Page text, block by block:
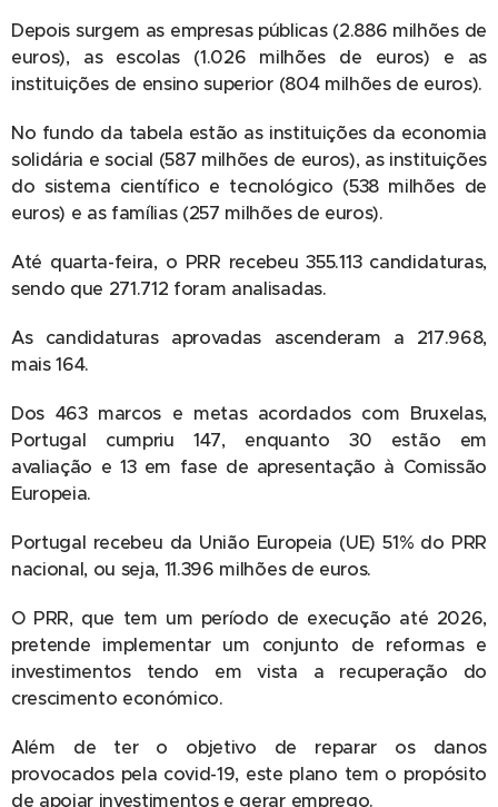
Depois surgem as empresas públicas (2.886 milhões de
euros), as escolas (1.026 milhões de euros) e as
instituições de ensino superior (804 milhões de euros).
No fundo da tabela estão as instituições da economia
solidária e social (587 milhões de euros), as instituições
do sistema científico e tecnológico (538 milhões de
euros) e as famílias (257 milhões de euros).
Até quarta-feira, o PRR recebeu 355.113 candidaturas,
sendo que 271.712 foram analisadas.
As candidaturas aprovadas ascenderam a 217.968,
mais 164.
Dos 463 marcos e metas acordados com Bruxelas,
Portugal cumpriu 147, enquanto 30 estão em
avaliação e 13 em fase de apresentação à Comissão
Europeia.
Portugal recebeu da União Europeia (UE) 51% do PRR
nacional, ou seja, 11.396 milhões de euros.
O PRR, que tem um período de execução até 2026,
pretende implementar um conjunto de reformas e
investimentos tendo em vista a recuperação do
crescimento económico.
Além de ter o objetivo de reparar os danos
provocados pela covid-19, este plano tem o propósito
de apoiar investimentos e gerar emprego.